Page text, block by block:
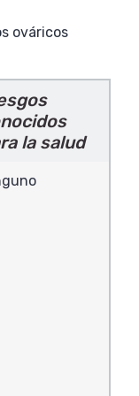
ováricos
la salud